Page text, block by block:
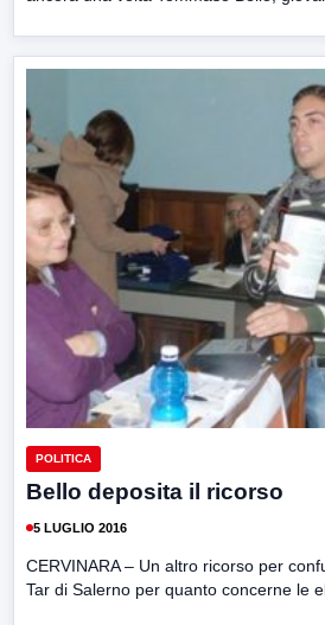
POLITICA
Bello deposita il ricorso
5 LUGLIO 2016
CERVINARA – Un altro ricorso per
Tar di Salerno per quanto concerne le